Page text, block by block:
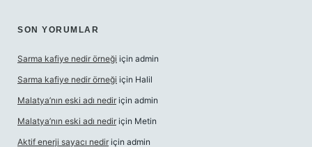
SON YORUMLAR
Sarma kafiye nedir örneği için admin
Sarma kafiye nedir örneği için Halil
Malatya’nın eski adı nedir için admin
Malatya’nın eski adı nedir için Metin
Aktif enerji sayacı nedir için admin